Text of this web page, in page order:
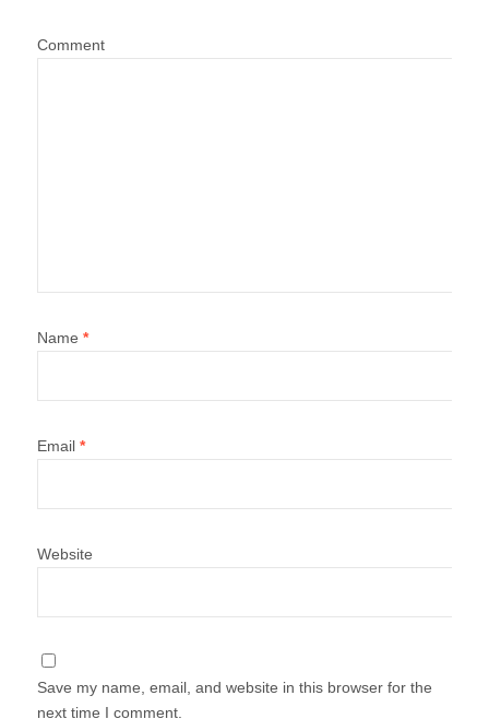
Comment
Name *
Email *
Website
Save my name, email, and website in this browser for the
next time I comment.